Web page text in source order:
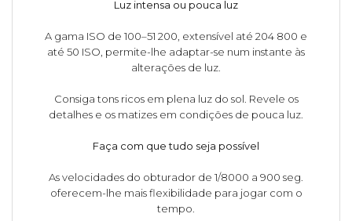
Luz intensa ou pouca luz
A gama ISO de 100–51 200, extensível até 204 800 e
até 50 ISO, permite-lhe adaptar-se num instante às
alterações de luz.
Consiga tons ricos em plena luz do sol. Revele os
detalhes e os matizes em condições de pouca luz.
Faça com que tudo seja possível
As velocidades do obturador de 1/8000 a 900 seg.
oferecem-lhe mais flexibilidade para jogar com o
tempo.